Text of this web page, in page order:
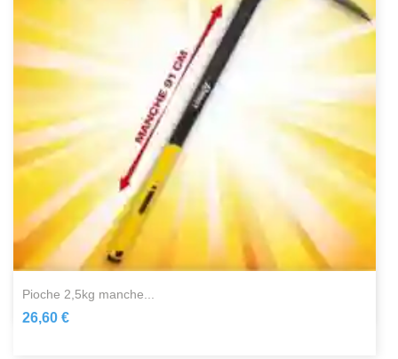
pioche 2,5kg manche...
26,60 €